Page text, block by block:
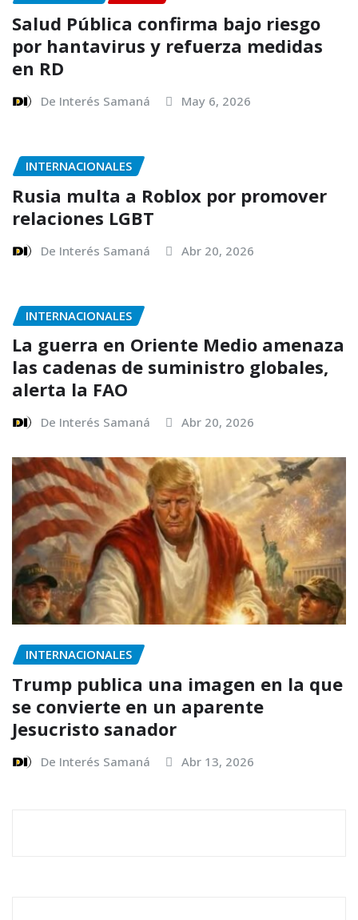
Salud Pública confirma bajo riesgo
por hantavirus y refuerza medidas
en RD
De Interés Samaná May 6, 2026
INTERNACIONALES
Rusia multa a Roblox por promover
relaciones LGBT
De Interés Samaná Abr 20, 2026
INTERNACIONALES
La guerra en Oriente Medio amenaza
las cadenas de suministro globales,
alerta la FAO
De Interés Samaná Abr 20, 2026
INTERNACIONALES
Trump publica una imagen en la que
se convierte en un aparente
Jesucristo sanador
De Interés Samaná Abr 13, 2026